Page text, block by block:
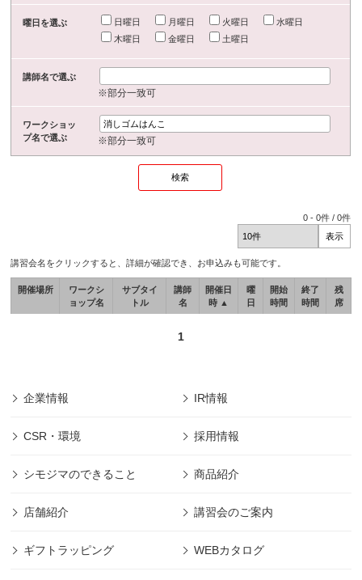
曜日を選ぶ 日曜日 月曜日 火曜日
水曜日
木曜日
金曜日 土曜日
講師名で選ぶ
※部分一致可
ワークショッ
プ名で選ぶ
※部分一致可
0 -0件 /0件
講習会名をクリックすると、詳細が確認でき、お申込みも可能です。
開催場所
ワークシ
ョップ名
サブタイ
トル
講師
名
開催日
時 ▲
曜
日
開始
時間
終了
時間
残
席
1
企業情報 IR情報
CSR・環境 採用情報
シモジマのできること 商品紹介
店舗紹介 講習会のご案内
ギフトラッピング WEBカタログ